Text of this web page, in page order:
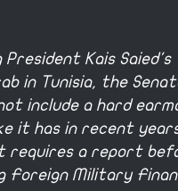
President Kais Saied's
in Tunisia, the
include a hard
it has in recent
requires a report
Foreign Military